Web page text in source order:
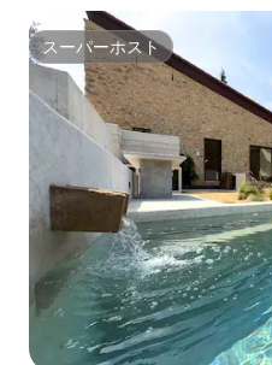
スーパーホスト
スーパーホスト